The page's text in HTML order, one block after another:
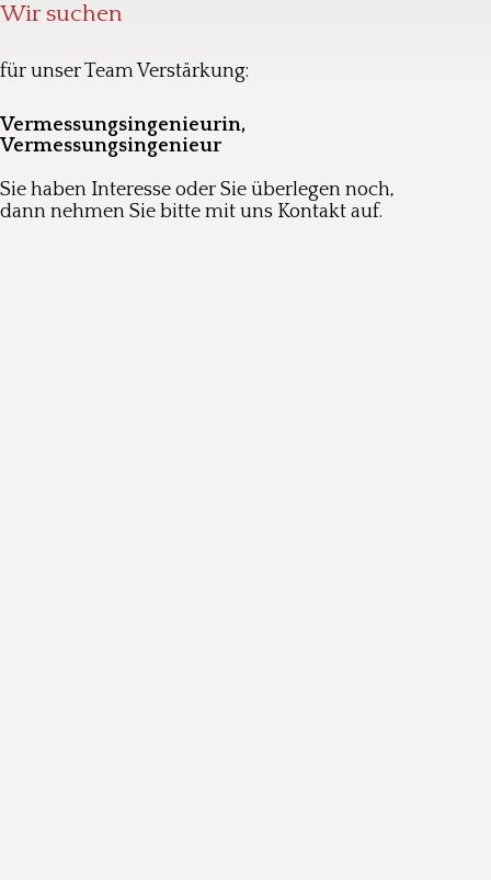
Wir suchen
für unser Team Verstärkung:
Vermessungsingenieurin,
Vermessungsingenieur
Sie haben Interesse oder Sie überlegen noch,
dann nehmen Sie bitte mit uns Kontakt auf.